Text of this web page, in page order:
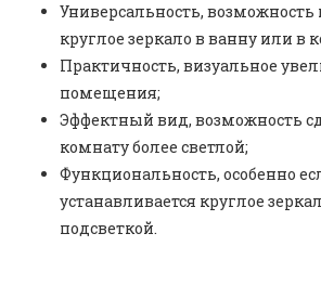
Универсальность, возможность
круглое зеркало в ванну или в
Практичность, визуальное
помещения;
Эффектный вид, возможность
комнату более светлой;
Функциональность, особенно
устанавливается круглое
подсветкой.